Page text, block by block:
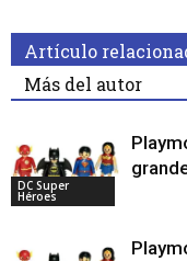
Artículo
Más del autor
DC Super
Héroes